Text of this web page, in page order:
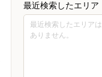
最近検索したエリア
最近検索したエリアは
ありません。